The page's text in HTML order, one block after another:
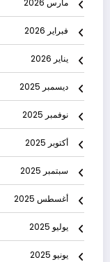
فبراير 2026
يناير 2026
ديسمبر 2025
نوفمبر 2025
أكتوبر 2025
سبتمبر 2025
أغسطس 2025
يوليو 2025
يونيو 2025